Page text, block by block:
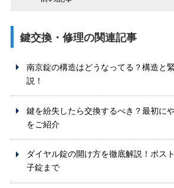
鍵交換・修理の関連記事
南京錠の構造はどうなってる？構造と
説！
鍵を紛失したら交換するべき？最初に
をご紹介
ダイヤル錠の開け方を徹底解説！ポス
子錠まで